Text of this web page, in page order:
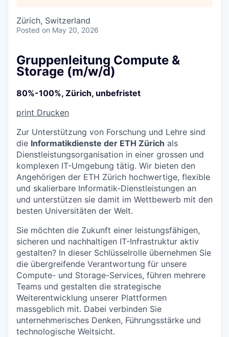
Zürich, Switzerland
Posted on May 20, 2026
Gruppenleitung Compute &
Storage (m/w/d)
80%-100%, Zürich, unbefristet
print Drucken
Zur Unterstützung von Forschung und Lehre sind
die Informatikdienste der ETH Zürich als
Dienstleistungsorganisation in einer grossen und
komplexen IT-Umgebung tätig. Wir bieten den
Angehörigen der ETH Zürich hochwertige, flexible
und skalierbare Informatik-Dienstleistungen an
und unterstützen sie damit im Wettbewerb mit den
besten Universitäten der Welt.
Sie möchten die Zukunft einer leistungsfähigen,
sicheren und nachhaltigen IT-Infrastruktur aktiv
gestalten? In dieser Schlüsselrolle übernehmen Sie
die übergreifende Verantwortung für unsere
Compute- und Storage-Services, führen mehrere
Teams und gestalten die strategische
Weiterentwicklung unserer Plattformen
massgeblich mit. Dabei verbinden Sie
unternehmerisches Denken, Führungsstärke und
technologische Weitsicht.